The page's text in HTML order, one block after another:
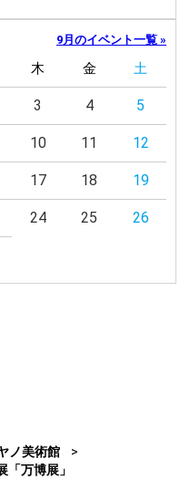
9月のイベント一覧 »
木 金 土
3 4 5
10 11 12
17 18 19
24 25 26
ノ美術館
万博展」